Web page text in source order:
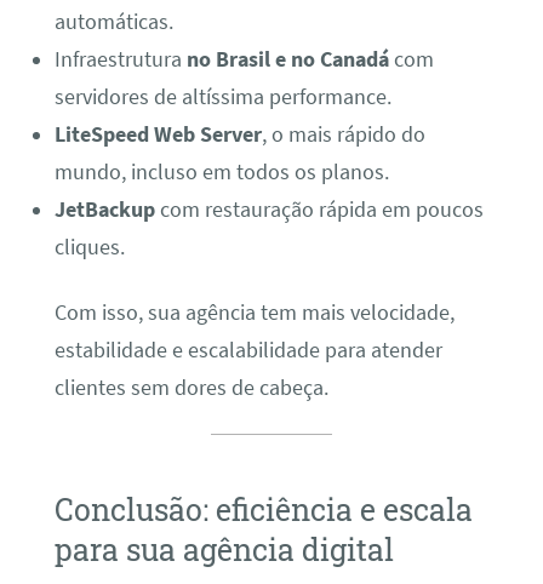
automáticas.
Infraestrutura no Brasil e no Canadácom
servidores de altíssima performance.
LiteSpeed Web Server, o mais rápido do
mundo, incluso em todos os planos.
JetBackupcom restauração rápida em poucos
cliques.
Com isso, sua agência tem mais velocidade,
estabilidade e escalabilidade para atender
clientes sem dores de cabeça.
Conclusão: eficiência e escala
para sua agência digital